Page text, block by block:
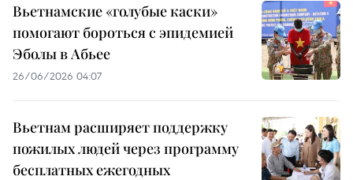
Вьетнамские «голубые каски»
помогают бороться с эпидемией
Эболы в Абьее
26/06/2026 04:07
Вьетнам расширяет поддержку
пожилых людей через программу
бесплатных ежегодных